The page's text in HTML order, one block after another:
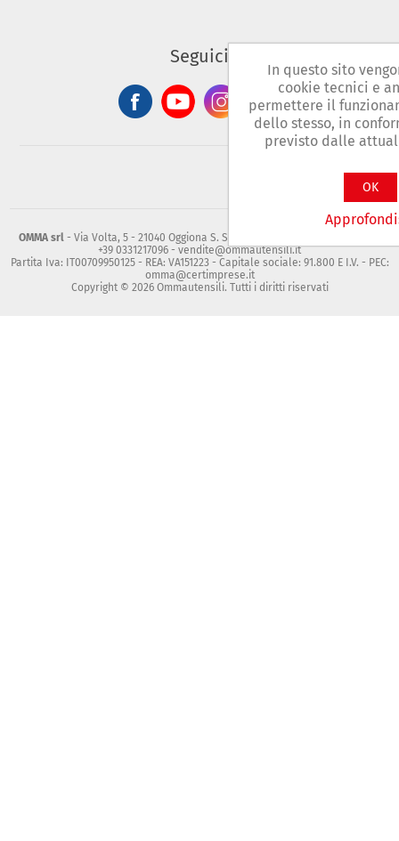
Seguici
OMMA srl - Via Volta, 5 - 21040 Oggiona S. Stefano (Va) - Tel. +39 0331217472
+39 0331217096 - vendite@ommautensili.it
Partita Iva: IT00709950125 - REA: VA151223 - Capitale sociale: 91.800 E I.V. - PEC:
omma@certimprese.it
Copyright © 2026 Ommautensili. Tutti i diritti riservati
In questo sito
cookie tecnici e
permettere il
dello stesso, in
previsto dalle
OK